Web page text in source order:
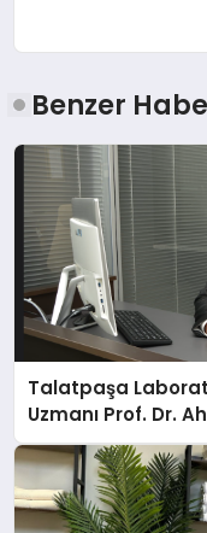
Benzer
Talatpaşa
Uzmanı Prof. Dr.